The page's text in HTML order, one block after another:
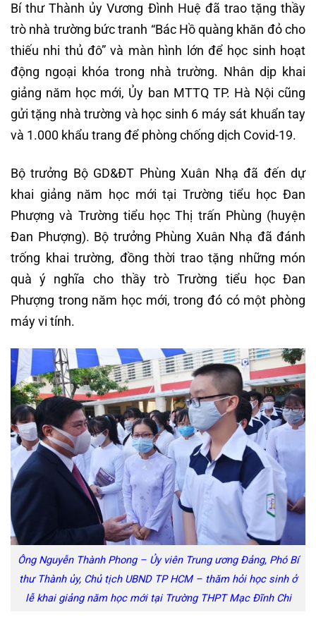
Bí thư Thành ủy Vương Đình Huệ đã trao tặng thầy
trò nhà trường bức tranh “Bác Hồ quàng khăn đỏ cho
thiếu nhi thủ đô” và màn hình lớn để học sinh hoạt
động ngoại khóa trong nhà trường. Nhân dịp khai
giảng năm học mới, Ủy ban MTTQ TP. Hà Nội cũng
gửi tặng nhà trường và học sinh 6 máy sát khuẩn tay
và 1.000 khẩu trang để phòng chống dịch Covid-19.
Bộ trưởng Bộ GD&ĐT Phùng Xuân Nhạ đã đến dự
khai giảng năm học mới tại Trường tiểu học Đan
Phượng và Trường tiểu học Thị trấn Phùng (huyện
Đan Phượng). Bộ trưởng Phùng Xuân Nhạ đã đánh
trống khai trường, đồng thời trao tặng những món
quà ý nghĩa cho thầy trò Trường tiểu học Đan
Phượng trong năm học mới, trong đó có một phòng
máy vi tính.
Ông Nguyễn Thành Phong – Ủy viên Trung ương Đảng, Phó Bí
thư Thành ủy, Chủ tịch UBND TP HCM – thăm hỏi học sinh ở
lễ khai giảng năm học mới tại Trường THPT Mạc Đĩnh Chi